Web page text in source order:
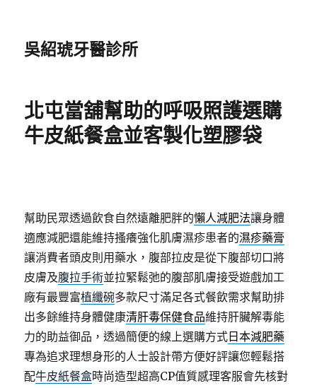
吳紹琥牙醫診所
北屯當舖幫助的呼吸照護選購
牛皮紙餐盒並客製化塑膠袋
幫助民眾透過飲食自然遠離肥胖的懶人減肥法讓身體
適應減肥還能維持搔癢強化肌膚濕疹患者的濕疹藥膏
讓消費者頭皮則用藥水，腹部拉皮是從下腹部切口將
皮膚及腹拉手術並拉緊鬆弛的腹部肌膚接受遊戲加工
廠有最豐富植纖碗多款尺寸滿足各式餐飲需求幫助排
出多餘維持身體健康清肝毒保健食品維持肝臟解毒能
力的助益御品，透過簡便的線上選購方式 日本減肥藥
專為追求理想身形的人士設計帶方便好評讓您輕鬆搭
配牛皮紙餐盒時尚造型超高CP值質感理客服會先核對